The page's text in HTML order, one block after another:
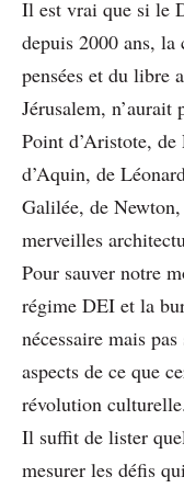
Il est vrai que si le
depuis 2000 ans,
pensées et du libre
Jérusalem, n’aurait
Point d’Aristote,
d’Aquin, de
Galilée, de
merveilles
Pour sauver notre
régime DEI et la
nécessaire mais
aspects de ce que
révolution culturelle.
Il suffit de lister
mesurer les défis